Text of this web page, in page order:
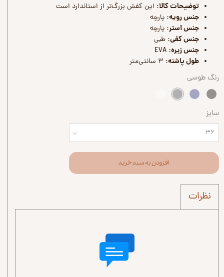
توضیحات کالا: این کفش بزرگ‌تر از استاندارد است
جنس رویه: پارچه
جنس آستر: پارچه
جنس کفی: طبی
جنس زیره:
طول پاشنه:
رنگطوسی
سایز
۳۶
افزودن به سبد خرید
نظرات